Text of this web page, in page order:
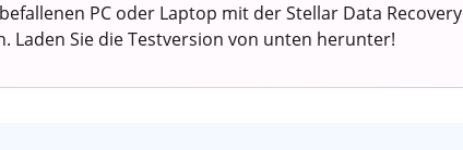
PC oder Laptop mit der Stellar Data
Laden Sie die Testversion von unten herunter!